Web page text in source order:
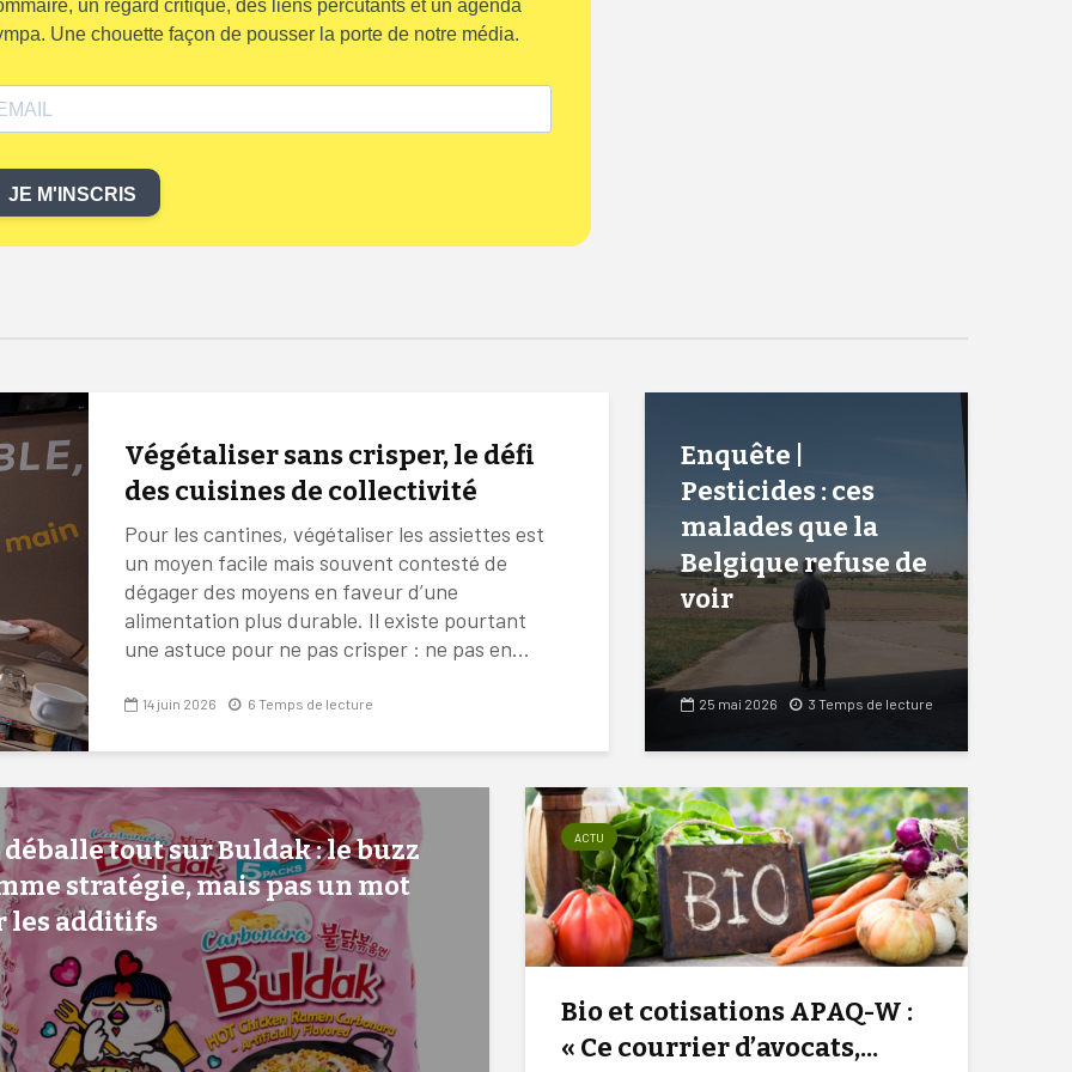
un regard critique, des liens percutants et un agenda
Une chouette façon de pousser la porte de notre média.
JE M'INSCRIS
Végétaliser sans crisper, le défi
des cuisines de collectivité
Pour les cantines, végétaliser les assiettes est
un moyen facile mais souvent contesté de
dégager des moyens en faveur d’une
alimentation plus durable. Il existe pourtant
une astuce pour ne pas crisper : ne pas en...
14 juin 2026 6 Temps de lecture
Enquête |
Pesticides : ces
malades que la
Belgique refuse de
voir
25 mai 2026 3 Temps de lecture
déballe tout sur Buldak : le buzz
stratégie, mais pas un mot
les additifs
ACTU
Bio et cotisations APAQ-W :
« Ce courrier d’avocats,...